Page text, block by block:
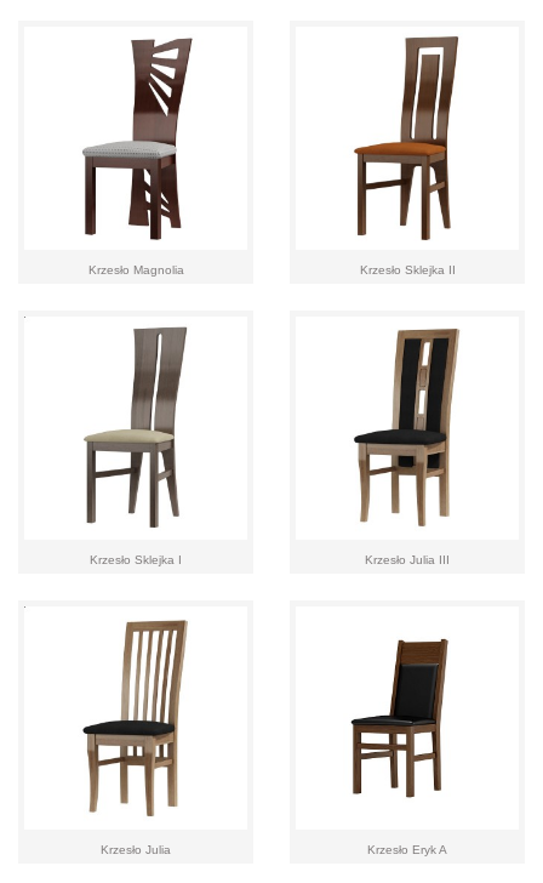
Krzesło Magnolia Krzesło Sklejka II
Krzesło Sklejka I Krzesło Julia III
Krzesło Julia Krzesło Eryk A